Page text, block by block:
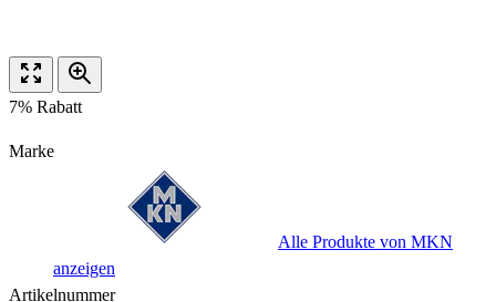
7% Rabatt
Marke
Alle Produkte von MKN
anzeigen
Artikelnummer